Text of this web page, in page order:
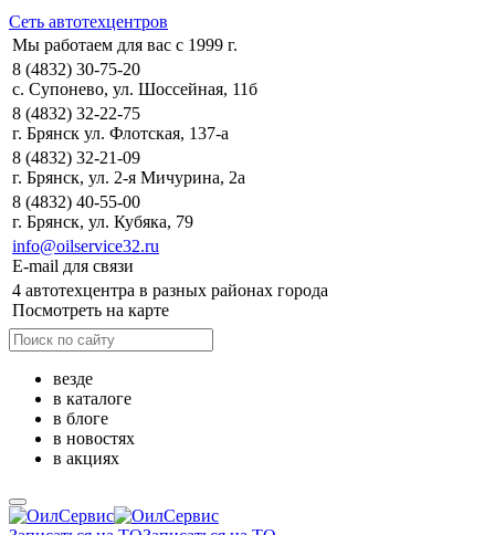
Сеть автотехцентров
Мы работаем для вас с 1999 г.
8 (4832) 30-75-20
с. Супонево, ул. Шоссейная, 11б
8 (4832) 32-22-75
г. Брянск ул. Флотская, 137-а
8 (4832) 32-21-09
г. Брянск, ул. 2-я Мичурина, 2а
8 (4832) 40-55-00
г. Брянск, ул. Кубяка, 79
info@oilservice32.ru
E-mail для связи
4 автотехцентра в разных районах города
Посмотреть на карте
везде
в каталоге
в блоге
в новостях
в акциях